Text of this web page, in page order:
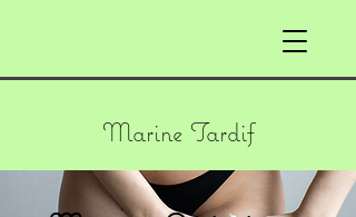
Marine Tardif